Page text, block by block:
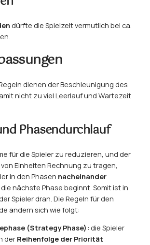
dürfte die Spielzeit vermutlich bei ca.
dienen der Beschleunigung des
nicht zu viel Leerlauf und Wartezeit
Phasendurchlauf
für die Spieler zu reduzieren, und der
Einheiten Rechnung zu tragen,
in den Phasen nacheinander
nächste Phase beginnt. Somit ist in
Spieler dran. Die Regeln für den
ändern sich wie folgt:
(Strategy Phase): die Spieler
der Reihenfolge der Priorität